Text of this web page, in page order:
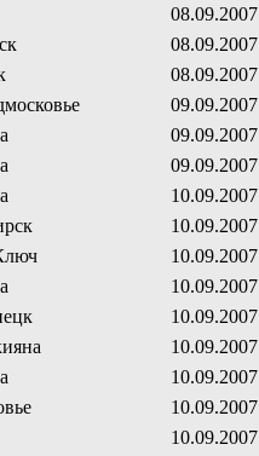
08.09.2007
08.09.2007
08.09.2007
09.09.2007
09.09.2007
09.09.2007
10.09.2007
10.09.2007
10.09.2007
10.09.2007
10.09.2007
10.09.2007
10.09.2007
10.09.2007
10.09.2007